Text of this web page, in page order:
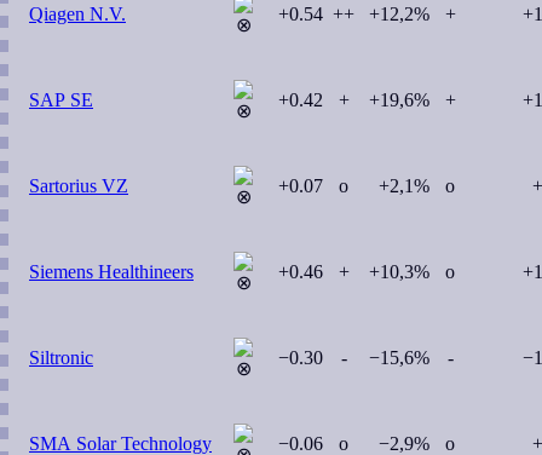
Qiagen N.V. +0.54 ++ +12,2% +
SAP SE +0.42 + +19,6% +
Sartorius VZ +0.07 o +2,1% o
Siemens Healthineers +0.46 + +10,3% o
Siltronic −0.30 - −15,6% -
SMA Solar Technology −0.06 o −2,9% o